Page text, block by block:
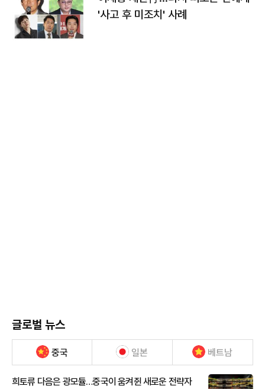
'사고 후 미조치' 사례
글로벌 뉴스
중국 일본 베트남
희토류 다음은 광모듈…중국이 움켜쥔 새로운 전략자